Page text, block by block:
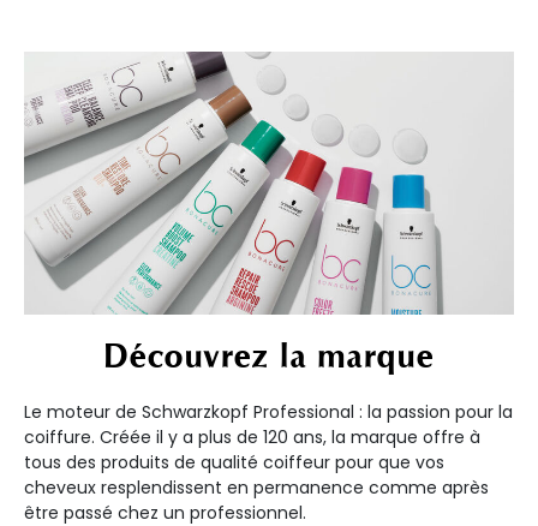
Découvrez la marque
Le moteur de Schwarzkopf Professional : la passion pour la
coiffure. Créée il y a plus de 120 ans, la marque offre à
tous des produits de qualité coiffeur pour que vos
cheveux resplendissent en permanence comme après
être passé chez un professionnel.